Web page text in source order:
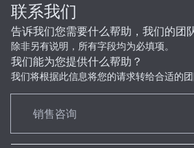
联系我们
告诉我们您需要什么帮助，我们的团
除非另有说明，所有字段均为必填项。
我们能为您提供什么帮助？
我们将根据此信息将您的请求转给合适的